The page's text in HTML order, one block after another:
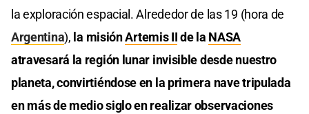
la exploración espacial. Alrededor de las 19 (hora de
Argentina), la misiónArtemis IIde la NASA
atravesará la región lunar invisible desde nuestro
planeta, convirtiéndose en la primera nave tripulada
en más de medio siglo en realizar observaciones